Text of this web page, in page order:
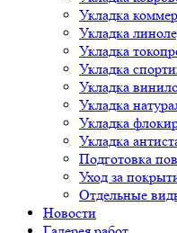
Укладка
Укладка
Укладка
Укладка
Укладка
Укладка
Укладка
Укладка
Подготовка
Уход за
Отдельные
Новости